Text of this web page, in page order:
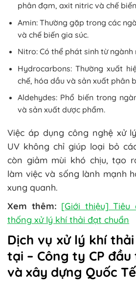
phân đạm, axit nitric và chế
Amin: Thường gặp trong các
và chế biến gia súc.
Nitro: Có thể phát sinh từ ngành
Hydrocarbons: Thường xuất
chế, hóa dầu và sản xuất phân
Aldehydes: Phổ biến trong
và sản xuất dược phẩm.
Việc áp dụng công nghệ xử
UV không chỉ giúp loại bỏ
còn giảm mùi khó chịu, tạo
làm việc và sống lành mạnh
xung quanh.
Xem thêm: [Giới thiệu] Tiêu
thống xử lý khí thải đạt chuẩn
Dịch vụ xử lý khí
tại – Công ty CP
và xây dựng Quốc Tế